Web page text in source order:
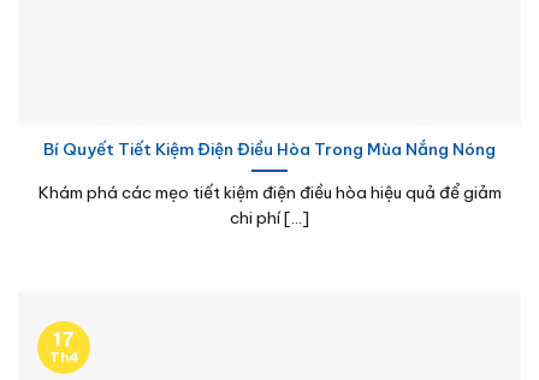
Bí Quyết Tiết Kiệm Điện Điều Hòa Trong Mùa Nắng Nóng
Khám phá các mẹo tiết kiệm điện điều hòa hiệu quả để giảm
chi phí [...]
17
Th4